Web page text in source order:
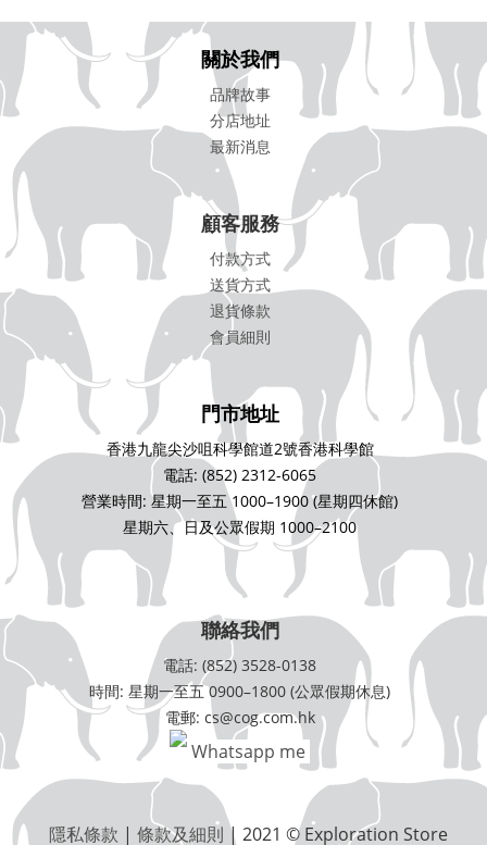
關於我們
品牌故事
分店地址
最新消息
顧客服務
付款方式
送貨方式
退貨條款
會員細則
門市地址
香港九龍尖沙咀科學館道2號香港科學館
電話: (852) 2312-6065
營業時間: 星期一至五 1000–1900 (星期四休館)
星期六、日及公眾假期 1000–2100
聯絡我們
電話: (852) 3528-0138
時間: 星期一至五 0900–1800 (公眾假期休息)
電郵: cs@cog.com.hk
Whatsapp me
隱私條款 | 條款及細則 | 2021 © Exploration Store